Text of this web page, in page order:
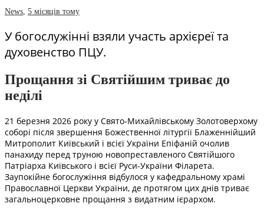
News 5 місяців тому
У богослужінні взяли участь архієреї та
духовенство ПЦУ.
Прощання зі Святійшим триває до
неділі
21 березня 2026 року у Свято-Михайлівському Золотоверхому
соборі після звершення Божественної літургії Блаженнійший
Митрополит Київський і всієї України Епіфаній очолив
панахиду перед труною новопреставленого Святійшого
Патріарха Київського і всієї Руси-України Філарета.
Заупокійне богослужіння відбулося у кафедральному храмі
Православної Церкви України, де протягом цих днів триває
загальноцерковне прощання з видатним ієрархом.